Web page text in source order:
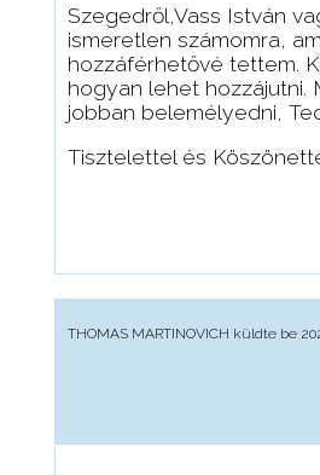
Szegedről,Vass István
ismeretlen számomra,
hozzáférhetővé tettem.
hogyan lehet hozzájutni.
jobban belemélyedni,
Tisztelettel és
THOMAS MARTINOVICH küldte be